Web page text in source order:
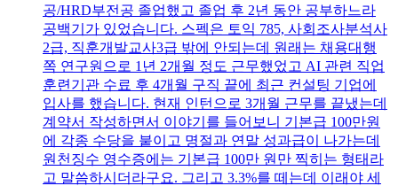
공/HRD부전공 졸업했고 졸업 후 2년 동안 공부하느라
공백기가 있었습니다. 스펙은 토익 785, 사회조사분석사
2급, 직훈개발교사3급 밖에 안되는데 원래는 채용대행
쪽 연구원으로 1년 2개월 정도 근무했었고 AI 관련 직업
훈련기관 수료 후 4개월 구직 끝에 최근 컨설팅 기업에
입사를 했습니다. 현재 인턴으로 3개월 근무를 끝냈는데
계약서 작성하면서 이야기를 들어보니 기본급 100만원
에 각종 수당을 붙이고 명절과 연말 성과급이 나가는데
원천징수 영수증에는 기본급 100만 원만 찍히는 형태라
고 말씀하시더라구요. 그리고 3.3%를 떼는데 이래야 세